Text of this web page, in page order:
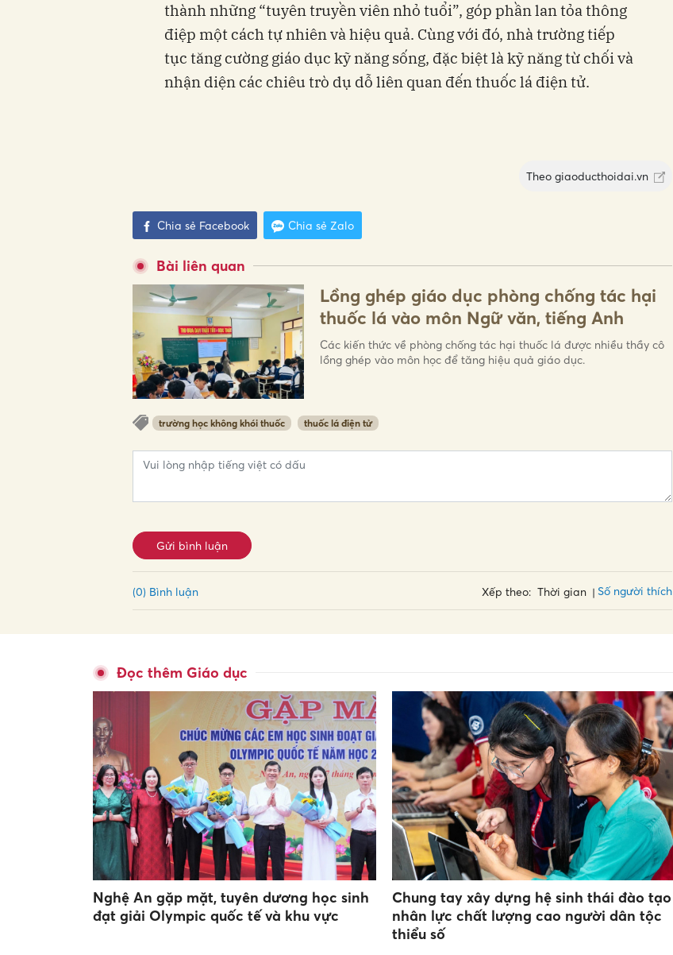
thành những “tuyên truyền viên nhỏ tuổi”, góp phần lan tỏa thông
điệp một cách tự nhiên và hiệu quả. Cùng với đó, nhà trường tiếp
tục tăng cường giáo dục kỹ năng sống, đặc biệt là kỹ năng từ chối và
nhận diện các chiêu trò dụ dỗ liên quan đến thuốc lá điện tử.
Theo giaoducthoidai.vn
Chia sẻ Facebook Chia sẻ Zalo
Bài liên quan
Lồng ghép giáo dục phòng chống tác hại
thuốc lá vào môn Ngữ văn, tiếng Anh
Các kiến thức về phòng chống tác hại thuốc lá được nhiều thầy cô
lồng ghép vào môn học để tăng hiệu quả giáo dục.
trường học không khói thuốc thuốc lá điện tử
Gửi bình luận
(0) Bình luận Xếp theo: Thời gian Số người thích
Đọc thêm Giáo dục
Nghệ An gặp mặt, tuyên dương học sinh
đạt giải Olympic quốc tế và khu vực
Chung tay xây dựng hệ sinh thái đào tạo
nhân lực chất lượng cao người dân tộc
thiểu số